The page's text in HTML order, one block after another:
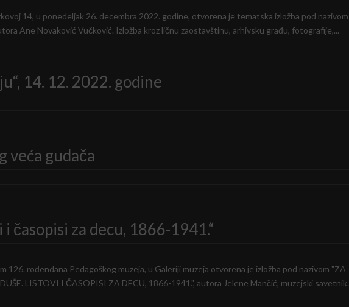
14, u ponedeljak 26. decembra 2022. godine, otvorena je tematska izložba pod nazivom
Ane Novaković Vučković. Izložba kroz ličnu zaostavštinu, arhivsku građu, fotografije,...
14. 12. 2022. godine
veća gudača
časopisi za decu, 1866-1941.“
126. rođendana Pedagoškog muzeja, u Galeriji muzeja otvorena je izložba pod nazivom "ZA
LISTOVI I ČASOPISI ZA DECU, 1866-1941.", autora Jelene Mančić, muzejski savetnik.